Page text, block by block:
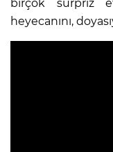
birçok sürpriz
heyecanını,